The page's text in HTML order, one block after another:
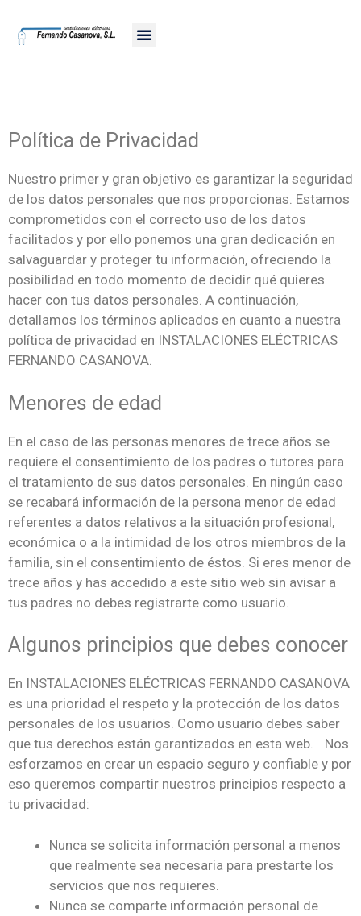
Política de Privacidad
Nuestro primer y gran objetivo es garantizar la seguridad
de los datos personales que nos proporcionas. Estamos
comprometidos con el correcto uso de los datos
facilitados y por ello ponemos una gran dedicación en
salvaguardar y proteger tu información, ofreciendo la
posibilidad en todo momento de decidir qué quieres
hacer con tus datos personales. A continuación,
detallamos los términos aplicados en cuanto a nuestra
política de privacidad en INSTALACIONES ELÉCTRICAS
FERNANDO CASANOVA.
Menores de edad
En el caso de las personas menores de trece años se
requiere el consentimiento de los padres o tutores para
el tratamiento de sus datos personales. En ningún caso
se recabará información de la persona menor de edad
referentes a datos relativos a la situación profesional,
económica o a la intimidad de los otros miembros de la
familia, sin el consentimiento de éstos. Si eres menor de
trece años y has accedido a este sitio web sin avisar a
tus padres no debes registrarte como usuario.
Algunos principios que debes conocer
En INSTALACIONES ELÉCTRICAS FERNANDO CASANOVA
es una prioridad el respeto y la protección de los datos
personales de los usuarios. Como usuario debes saber
que tus derechos están garantizados en esta web. Nos
esforzamos en crear un espacio seguro y confiable y por
eso queremos compartir nuestros principios respecto a
tu privacidad:
Nunca se solicita información personal a menos
que realmente sea necesaria para prestarte los
servicios que nos requieres.
Nunca se comparte información personal de